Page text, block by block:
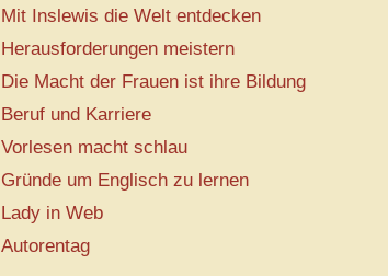
Mit Inslewis die Welt entdecken
Herausforderungen meistern
Die Macht der Frauen ist ihre Bildung
Beruf und Karriere
Vorlesen macht schlau
Gründe um Englisch zu lernen
Lady in Web
Autorentag